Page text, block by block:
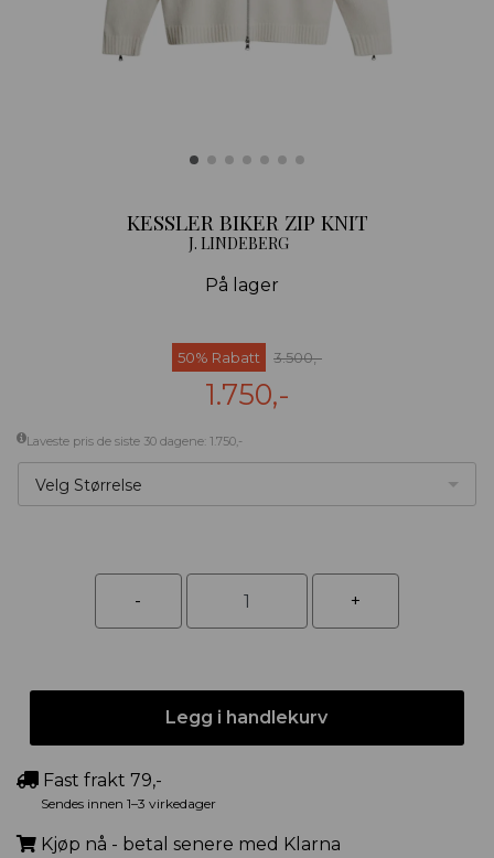
KESSLER BIKER ZIP KNIT
J. LINDEBERG
På lager
50% Rabatt 3.500,-
1.750,-
Laveste pris de siste 30 dagene: 1.750,-
Velg Størrelse
Legg i handlekurv
Fast frakt 79,-
Sendes innen 1–3 virkedager
Kjøp nå - betal senere med Klarna